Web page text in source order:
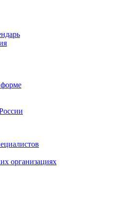
организациях